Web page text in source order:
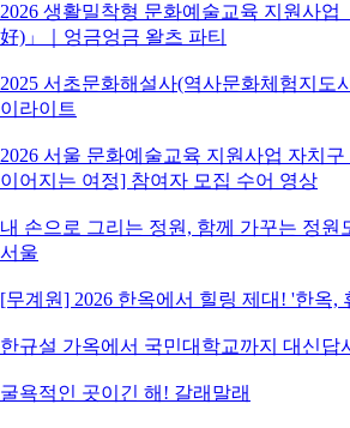
2026 생활밀착형 문화예술교육 지원사업
好)」｜엉금엉금 왈츠 파티
2025 서초문화해설사(역사문화체험지도
이라이트
2026 서울 문화예술교육 지원사업 자치
이어지는 여정] 참여자 모집 수어 영상
내 손으로 그리는 정원, 함께 가꾸는 정원
서울
[무계원] 2026 한옥에서 힐링 제대! '한옥,
한규설 가옥에서 국민대학교까지 대신답
굴욕적인 곳이긴 해! 갈래말래